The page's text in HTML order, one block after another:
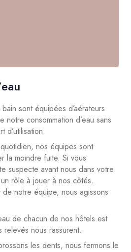
sont équipées d’aérateurs
notre consommation d’eau sans
d’utilisation.
nos équipes sont
la moindre fuite. Si vous
suspecte avant nous dans votre
rôle à jouer à nos côtés.
de notre équipe, nous agissons
de chacun de nos hôtels est
nous rassurent.
les dents, nous fermons le